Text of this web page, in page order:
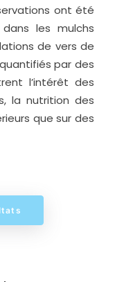
ont été
les mulchs
de vers de
par des
l’intérêt des
la nutrition des
que sur des